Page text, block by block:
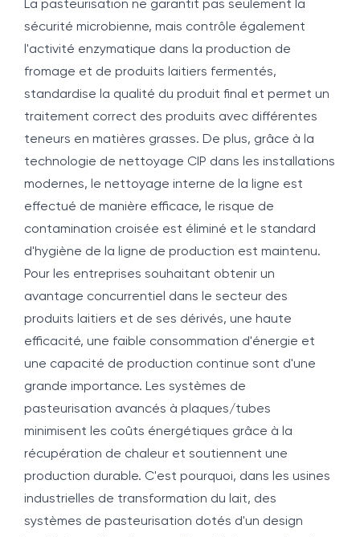
La pasteurisation ne garantit pas seulement la
sécurité microbienne, mais contrôle également
l'activité enzymatique dans la production de
fromage et de produits laitiers fermentés,
standardise la qualité du produit final et permet un
traitement correct des produits avec différentes
teneurs en matières grasses. De plus, grâce à la
technologie de nettoyage CIP dans les installations
modernes, le nettoyage interne de la ligne est
effectué de manière efficace, le risque de
contamination croisée est éliminé et le standard
d'hygiène de la ligne de production est maintenu.
Pour les entreprises souhaitant obtenir un
avantage concurrentiel dans le secteur des
produits laitiers et de ses dérivés, une haute
efficacité, une faible consommation d'énergie et
une capacité de production continue sont d'une
grande importance. Les systèmes de
pasteurisation avancés à plaques/tubes
minimisent les coûts énergétiques grâce à la
récupération de chaleur et soutiennent une
production durable. C'est pourquoi, dans les usines
industrielles de transformation du lait, des
systèmes de pasteurisation dotés d'un design